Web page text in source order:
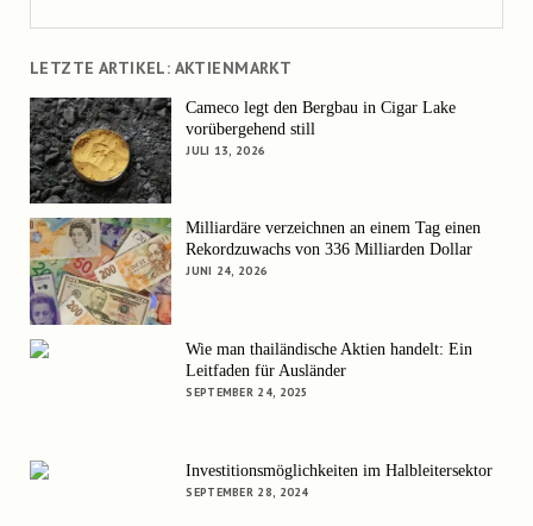
LETZTE ARTIKEL: AKTIENMARKT
Cameco legt den Bergbau in Cigar Lake
vorübergehend still
JULI 13, 2026
Milliardäre verzeichnen an einem Tag einen
Rekordzuwachs von 336 Milliarden Dollar
JUNI 24, 2026
Wie man thailändische Aktien handelt: Ein
Leitfaden für Ausländer
SEPTEMBER 24, 2025
Investitionsmöglichkeiten im Halbleitersektor
SEPTEMBER 28, 2024